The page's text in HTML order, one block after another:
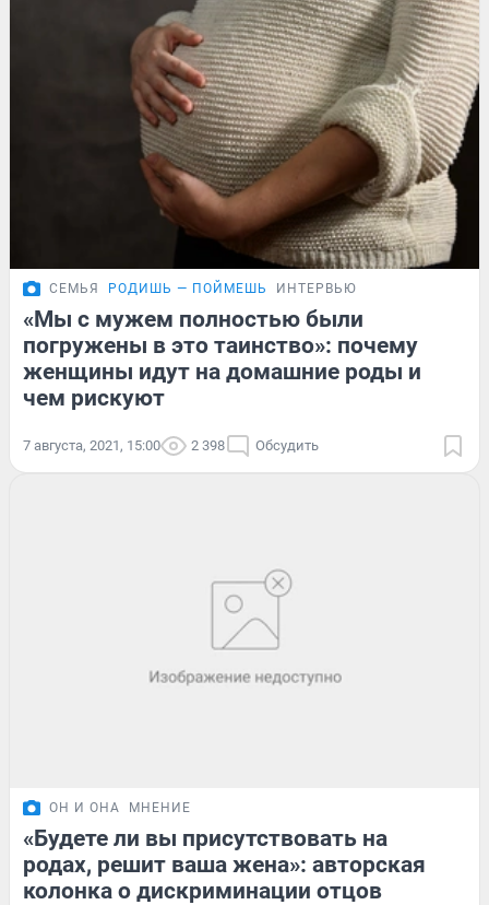
СЕМЬЯ РОДИШЬ — ПОЙМЕШЬ ИНТЕРВЬЮ
«Мы с мужем полностью были
погружены в это таинство»: почему
женщины идут на домашние роды и
чем рискуют
7 августа, 2021, 15:00 2 398 Обсудить
ОН И ОНА МНЕНИЕ
«Будете ли вы присутствовать на
родах, решит ваша жена»: авторская
колонка о дискриминации отцов